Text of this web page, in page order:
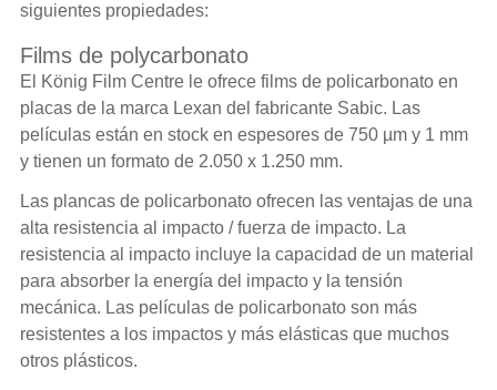
siguientes propiedades:
Films de polycarbonato
El König Film Centre le ofrece films de policarbonato en
placas de la marca Lexan del fabricante Sabic. Las
películas están en stock en espesores de 750 µm y 1 mm
y tienen un formato de 2.050 x 1.250 mm.
Las plancas de policarbonato ofrecen las ventajas de una
alta resistencia al impacto / fuerza de impacto. La
resistencia al impacto incluye la capacidad de un material
para absorber la energía del impacto y la tensión
mecánica. Las películas de policarbonato son más
resistentes a los impactos y más elásticas que muchos
otros plásticos.